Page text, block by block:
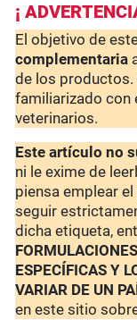
¡
El objetivo de
complementaria
de los productos.
familiarizado con
veterinarios.
Este artículo no
ni le exime de
piensa emplear
seguir
dicha etiqueta,
ESPECÍFICAS Y
VARIAR DE UN
en este sitio